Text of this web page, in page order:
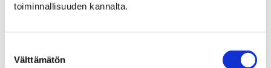
toiminnallisuuden kannalta.
valinta
Välttämätön
laskutussopimukseen painamalla alla olevasta